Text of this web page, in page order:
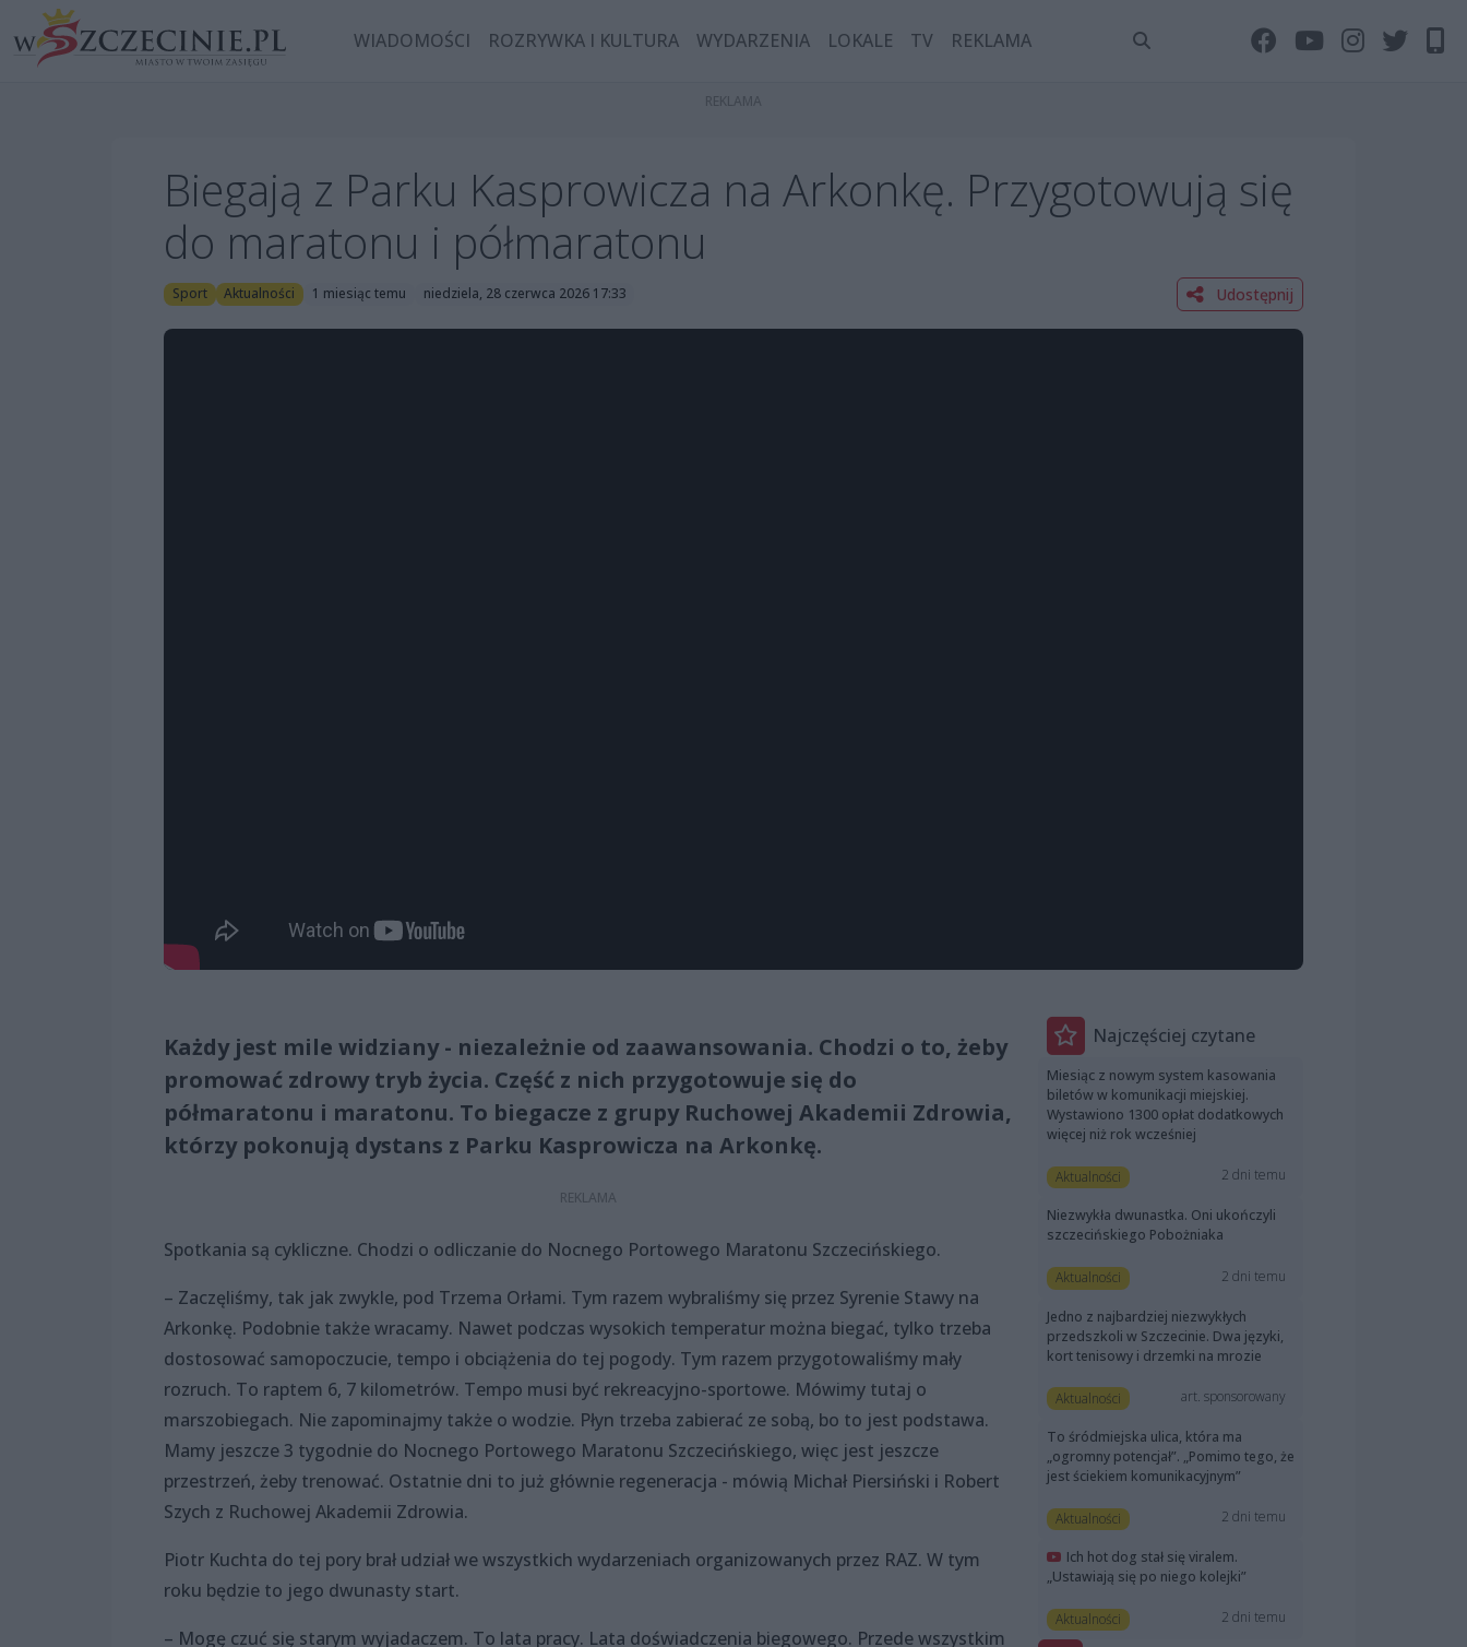
WIADOMOŚCI ROZRYWKA I KULTURA WYDARZENIA LOKALE TV REKLAMA
Biegają z Parku Kasprowicza na Arkonkę. Przygotowują się
do maratonu i półmaratonu
Sport Aktualności 1 miesiąc temu niedziela, 28 czerwca 2026 17:33 Udostępnij
Każdy jest mile widziany - niezależnie od zaawansowania. Chodzi o to, żeby
promować zdrowy tryb życia. Część z nich przygotowuje się do
półmaratonu i maratonu. To biegacze z grupy Ruchowej Akademii Zdrowia,
którzy pokonują dystans z Parku Kasprowicza na Arkonkę.
Spotkania są cykliczne. Chodzi o odliczanie do Nocnego Portowego Maratonu Szczecińskiego.
– Zaczęliśmy, tak jak zwykle, pod Trzema Orłami. Tym razem wybraliśmy się przez Syrenie Stawy na
Arkonkę. Podobnie także wracamy. Nawet podczas wysokich temperatur można biegać, tylko trzeba
dostosować samopoczucie, tempo i obciążenia do tej pogody. Tym razem przygotowaliśmy mały
rozruch. To raptem 6, 7 kilometrów. Tempo musi być rekreacyjno-sportowe. Mówimy tutaj o
marszobiegach. Nie zapominajmy także o wodzie. Płyn trzeba zabierać ze sobą, bo to jest podstawa.
Mamy jeszcze 3 tygodnie do Nocnego Portowego Maratonu Szczecińskiego, więc jest jeszcze
przestrzeń, żeby trenować. Ostatnie dni to już głównie regeneracja - mówią Michał Piersiński i Robert
Szych z Ruchowej Akademii Zdrowia.
Piotr Kuchta do tej pory brał udział we wszystkich wydarzeniach organizowanych przez RAZ. W tym
roku będzie to jego dwunasty start.
– Mogę czuć się starym wyjadaczem. To lata pracy. Lata doświadczenia biegowego. Przede wszystkim
Najczęściej czytane
Miesiąc z nowym system kasowania
biletów w komunikacji miejskiej.
Wystawiono 1300 opłat dodatkowych
więcej niż rok wcześniej
Aktualności 2 dni temu
Niezwykła dwunastka. Oni ukończyli
szczecińskiego Pobożniaka
Aktualności 2 dni temu
Jedno z najbardziej niezwykłych
przedszkoli w Szczecinie. Dwa języki,
kort tenisowy i drzemki na mrozie
Aktualności art. sponsorowany
To śródmiejska ulica, która ma
„ogromny potencjał”. „Pomimo tego, że
jest ściekiem komunikacyjnym”
Aktualności 2 dni temu
Ich hot dog stał się viralem.
„Ustawiają się po niego kolejki”
Aktualności 2 dni temu